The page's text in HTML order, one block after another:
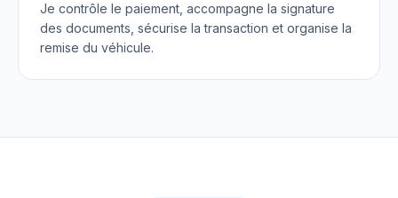
Je contrôle le paiement, accompagne la signature
des documents, sécurise la transaction et organise la
remise du véhicule.